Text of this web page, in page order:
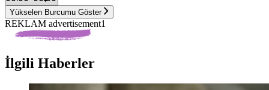
Yükselen Burcumu Göster
REKLAM advertisement1
İlgili Haberler